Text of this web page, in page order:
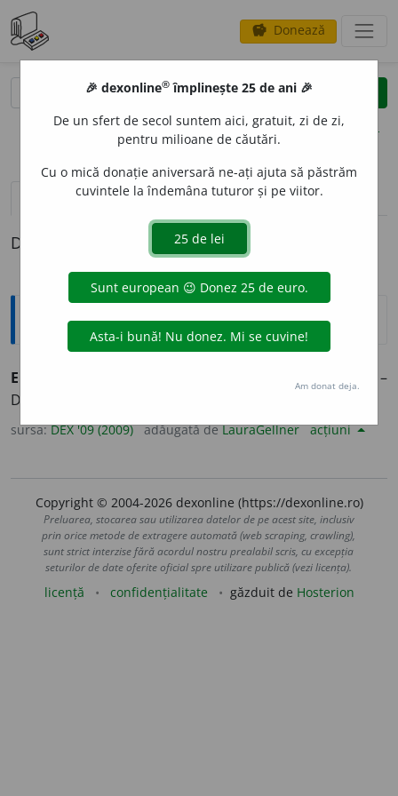
savings Donează
clear
opțiuni
definiții (1) pronunțievolume_up (3)
Definiția cu ID-ul 866506:
Explicative DEX
EPIGON
Atitudine, manifestare a epigonilor. –
Din
sursa:DEX '09 (2009) adăugată deLauraGellner acțiuni
Copyright © 2004-2026 dexonline (https://dexonline.ro)
Preluarea, stocarea sau utilizarea datelor de pe acest site, inclusiv
prin orice metode de extragere automată (web scraping, crawling),
sunt strict interzise fără acordul nostru prealabil scris, cu excepția
seturilor de date oferite oficial spre utilizare publică (vezi licența).
licență confidențialitate găzduit de Hosterion
🎉 dexonline® împlinește 25 de ani 🎉
De un sfert de secol suntem aici, gratuit, zi de zi,
pentru milioane de căutări.
Cu o mică donație aniversară ne-ați ajuta să păstrăm
cuvintele la îndemâna tuturor și pe viitor.
Am donat deja.